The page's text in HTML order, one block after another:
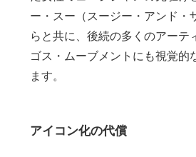
ー・スー（スージー・アンド・
らと共に、後続の多くのアーテ
ゴス・ムーブメントにも視覚的
ます。
アイコン化の代償